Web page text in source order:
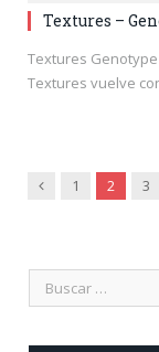
Textures –
Textures
Textures vuelve
Anterior
1 2 3